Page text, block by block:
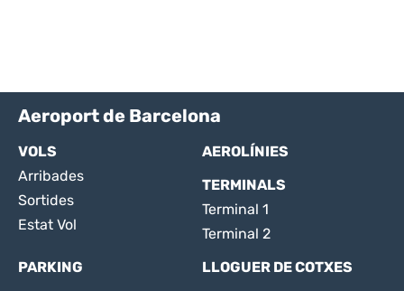
Aeroport de Barcelona
VOLS
Arribades
Sortides
Estat Vol
AEROLÍNIES
TERMINALS
Terminal 1
Terminal 2
PARKING
LLOGUER DE COTXES